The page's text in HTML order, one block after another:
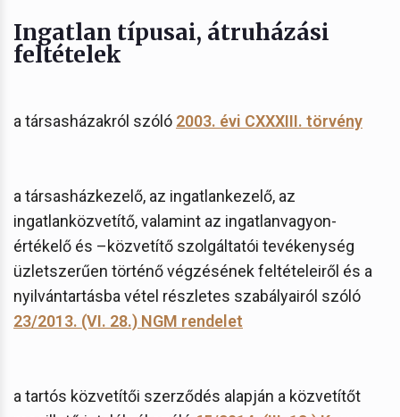
Ingatlan típusai, átruházási
feltételek
a társasházakról szóló 2003. évi CXXXIII. törvény
a társasházkezelő, az ingatlankezelő, az
ingatlanközvetítő, valamint az ingatlanvagyon-
értékelő és –közvetítő szolgáltatói tevékenység
üzletszerűen történő végzésének feltételeiről és a
nyilvántartásba vétel részletes szabályairól szóló
23/2013. (VI. 28.) NGM rendelet
a tartós közvetítői szerződés alapján a közvetítőt